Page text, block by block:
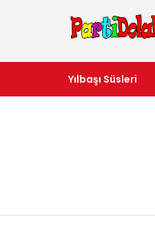
Yılbaşı Süsleri